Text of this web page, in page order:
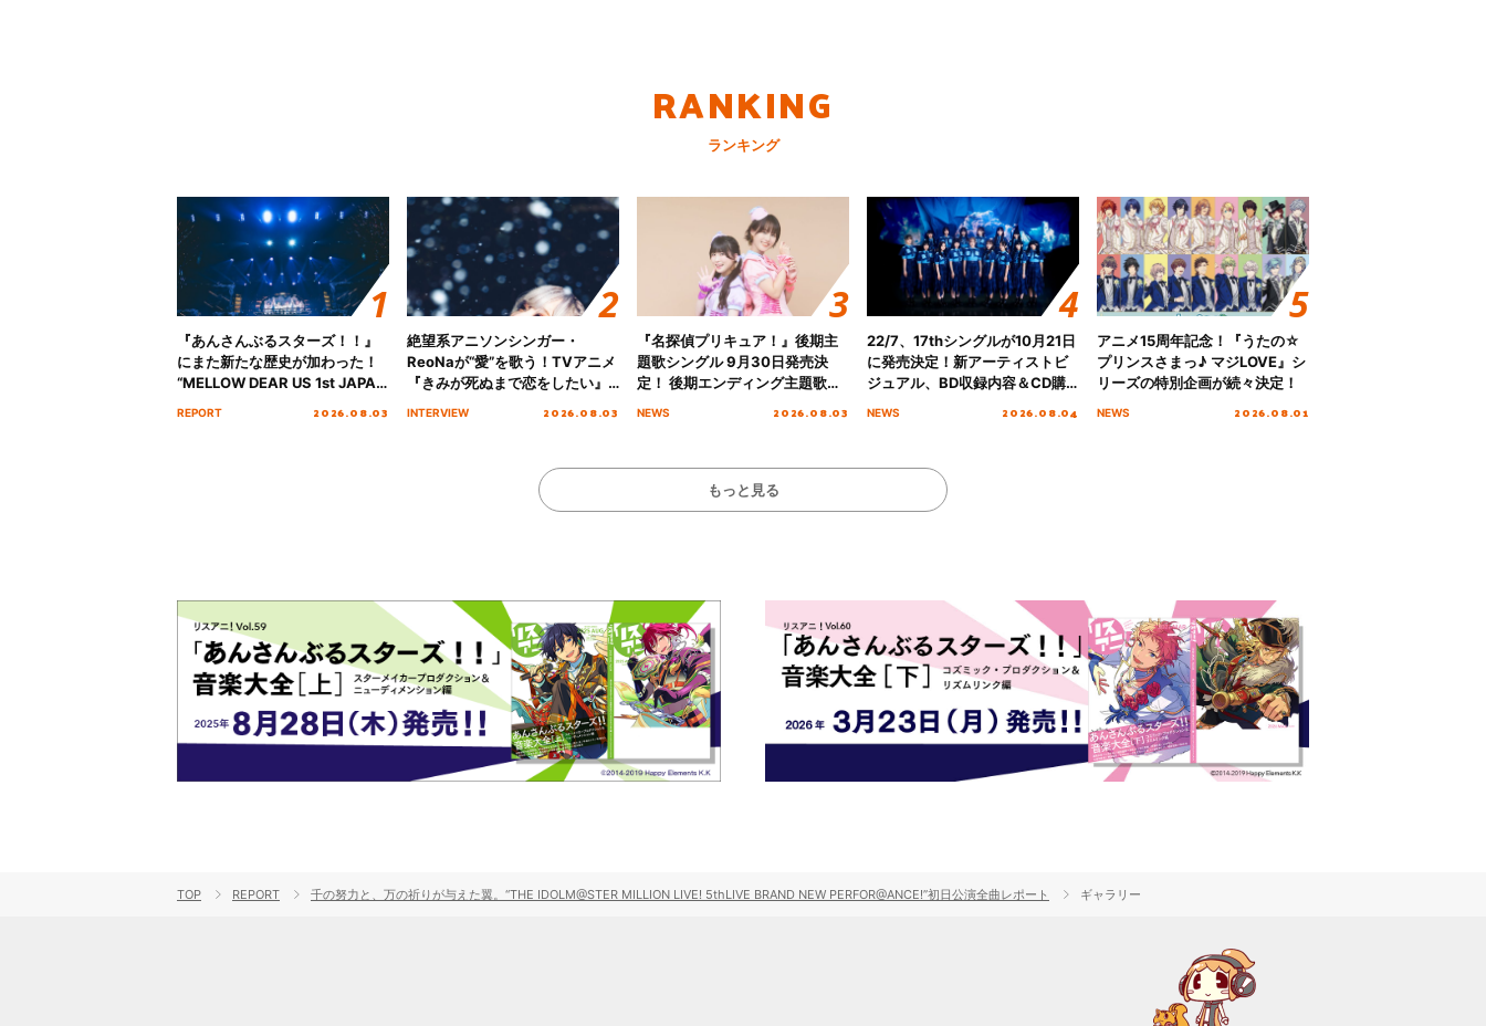
RANKING
ランキング
『あんさんぶるスターズ！！』
にまた新たな歴史が加わった！
“MELLOW DEAR US 1st JAPAN
REPORT 2026.08.03
絶望系アニソンシンガー・
ReoNaが“愛”を歌う！TVアニメ
『きみが死ぬまで恋をしたい』
INTERVIEW 2026.08.03
『名探偵プリキュア！』後期主
題歌シングル 9月30日発売決
定！ 後期エンディング主題歌
NEWS 2026.08.03
22/7、17thシングルが10月21日
に発売決定！新アーティストビ
ジュアル、BD収録内容＆CD購
NEWS 2026.08.04
アニメ15周年記念！『うたの☆
プリンスさまっ♪ マジLOVE』シ
リーズの特別企画が続々決定！
NEWS 2026.08.01
もっと見る
TOP REPORT 千の努力と、万の祈りが与えた翼。“THE IDOLM@STER MILLION LIVE! 5thLIVE BRAND NEW PERFOR@ANCE!”初日公演全曲レポート ギャラリー